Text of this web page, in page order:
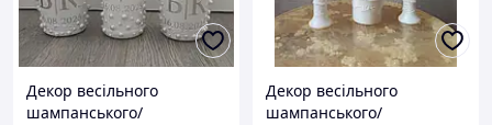
Декор весільного
шампанського/
Декор весільного
шампанського/